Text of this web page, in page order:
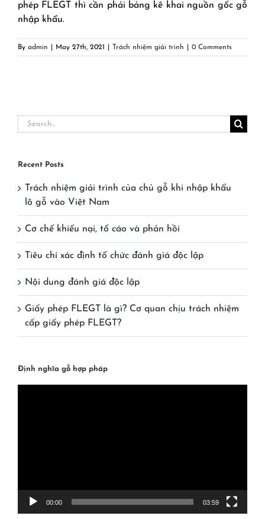
phép FLEGT thì cần phải bảng kê khai nguồn gốc gỗ
nhập khẩu.
By admin May 27th, 2021 Trách nhiệm giải trình 0 Comments
Search
Recent Posts
Trách nhiệm giải trình của chủ gỗ khi nhập khẩu
lô gỗ vào Việt Nam
Cơ chế khiếu nại, tố cáo và phản hồi
Tiêu chí xác định tổ chức đánh giá độc lập
Nội dung đánh giá độc lập
Giấy phép FLEGT là gì? Cơ quan chịu trách nhiệm
cấp giấy phép FLEGT?
Định nghĩa gỗ hợp pháp
00:00 03:59